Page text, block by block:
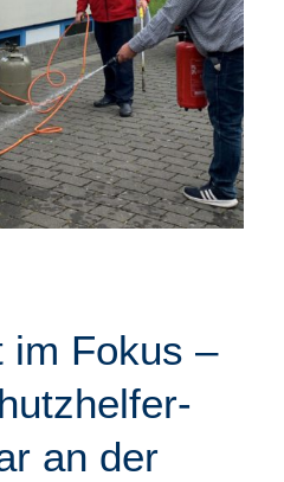
im Fokus –
an der